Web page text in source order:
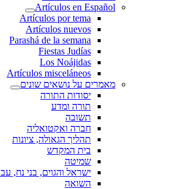
Artículos en Español
Artículos por tema
Artículos nuevos
Parashá de la semana
Fiestas Judías
Los Noájidas
Artículos misceláneos
מאמרים על נושאים שונים
יסודות התורה
תורה ומדע
תשובה
חברה ואקטואליה
תהליך הגאולה, ציונות
בית המקדש
שמיטה
ישראל והגוים, בני נח,
השואה